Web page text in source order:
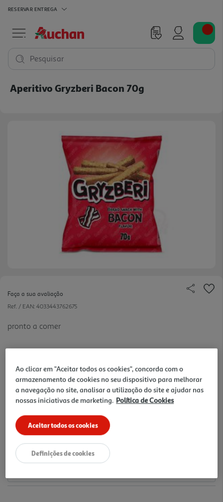
RESERVAR ENTREGA
Pesquisar
Aperitivo Gryzberi Bacon 70g
Faça a sua avaliação
Ref. / EAN: 4033443762675
pronto a comer
17 €/Kg
Notas de preparação
Ao clicar em "Aceitar todos os cookies", concorda com o
armazenamento de cookies no seu dispositivo para melhorar
a navegação no site, analisar a utilização do site e ajudar nas
nossas iniciativas de marketing. Política de Cookies
Aceitar todos os cookies
Definições de cookies